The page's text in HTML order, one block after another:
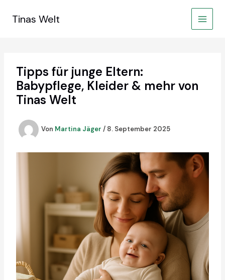
InhaltTinas Welt
Tipps für junge Eltern:
Babypflege, Kleider & mehr von
Tinas Welt
Von Martina Jäger / 8. September 2025